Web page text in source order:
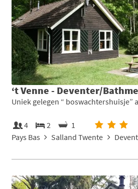
‘t Venne - Deventer/
Uniek gelegen “ boswachtershuisje”
4 2
1
Pays Bas
Salland Twente